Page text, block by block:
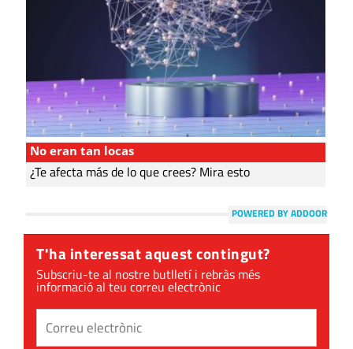
No eran tan locas
¿Te afecta más de lo que crees? Mira esto
POWERED BY ADDOOR
T'ha interessat aquest contingut?
Subscriu-te al nostre butlletí i rebràs més
informació al teu correu electrònic